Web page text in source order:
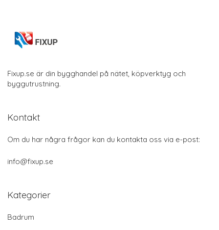
Fixup.se är din bygghandel på nätet, köpverktyg och
byggutrustning.
Kontakt
Om du har några frågor kan du kontakta oss via e-post:
info@fixup.se
Kategorier
Badrum